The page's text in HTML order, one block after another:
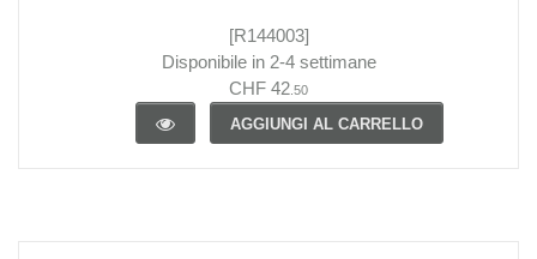
[R144003]
Disponibile in 2-4 settimane
CHF 42 .50
AGGIUNGI AL CARRELLO